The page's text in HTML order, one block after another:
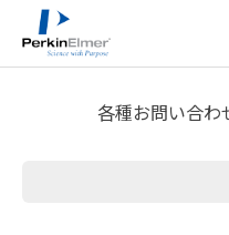
各種お問い合わ
ホーム
分析屋さんが言いたがら
れ